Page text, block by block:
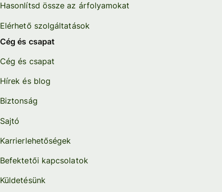
Hasonlítsd össze az árfolyamokat
Elérhető szolgáltatások
Cég és csapat
Cég és csapat
Hírek és blog
Biztonság
Sajtó
Karrierlehetőségek
Befektetői kapcsolatok
Küldetésünk